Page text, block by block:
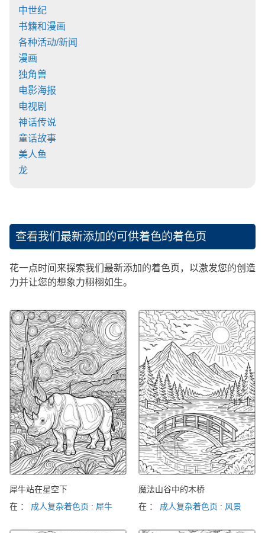
中世纪
书籍和漫画
各种活动/新闻
漫画
独角兽
电影海报
电视剧
神话传说
童话故事
美人鱼
龙
查看我们最新添加的可供着色的着色页
花一点时间来探索我们最新添加的着色页，以激发您的创造
力并让您的想象力栩栩如生。
犀牛站在星空下
在 ： 成人复杂着色页 : 犀牛
魔法山谷中的木桥
在 ： 成人复杂着色页 : 风景